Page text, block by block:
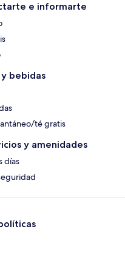
e informarte
bebidas
té gratis
y amenidades
días